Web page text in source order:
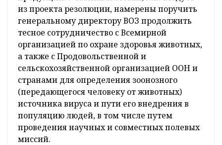
из проекта резолюции, намерены поручить
генеральному директору ВОЗ продолжить
тесное сотрудничество с Всемирной
организацией по охране здоровья животных,
а также с Продовольственной и
сельскохозяйственной организацией ООН и
странами для определения зоонозного
(передающегося человеку от животных)
источника вируса и пути его внедрения в
популяцию людей, в том числе путем
проведения научных и совместных полевых
миссий.